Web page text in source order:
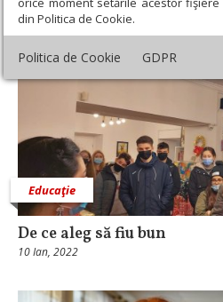
din Politica de Cookie.
Politica de Cookie GDPR
Educaţie
De ce aleg să fiu bun
10 Ian, 2022